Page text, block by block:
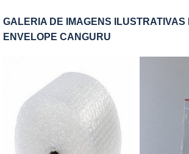
meio ambiente; Resoluções para
ambientais.A EMPRESA CERTA PARA
mais modernas e custos reduzidos.
assim, o mix de sacos a pronta entrega e
fracionada, até em pequenas
saber mais informações, basta
orçamento..
rasgo e ruptura. Além disso, o plástico
possui diversas vantagens e,
largamente utilizado para: Embalar
Embalar medicamentos; Embalar
Embalar madeiras, tecidos, entre
empresa oferece este produto em
medidas, inclusive personalizadas, de
as necessidades de cada cliente. Além
fabrica em todas as variações, garantindo,
GALERIA DE IMAGENS ILUSTRATIVAS
ENVELOPE CANGURU